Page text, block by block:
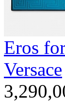
Eros
Versace